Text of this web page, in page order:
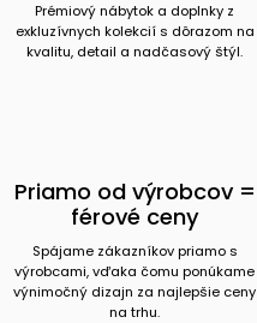
Prémiový nábytok a doplnky z
exkluzívnych kolekcií s dôrazom na
kvalitu, detail a nadčasový štýl.
Priamo od výrobcov =
férové ceny
Spájame zákazníkov priamo s
výrobcami, vďaka čomu ponúkame
výnimočný dizajn za najlepšie ceny
na trhu.